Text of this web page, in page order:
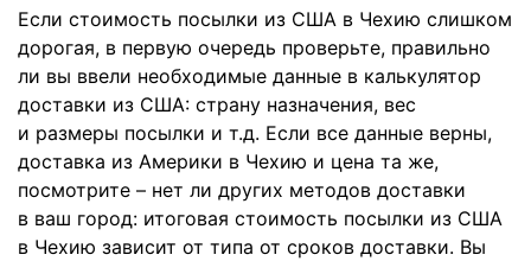
Если стоимость посылки из США в Чехию слишком
дорогая, в первую очередь проверьте, правильно
ли вы ввели необходимые данные в калькулятор
доставки из США: страну назначения, вес
и размеры посылки и т.д. Если все данные верны,
доставка из Америки в Чехию и цена та же,
посмотрите – нет ли других методов доставки
в ваш город: итоговая стоимость посылки из США
в Чехию зависит от типа от сроков доставки. Вы